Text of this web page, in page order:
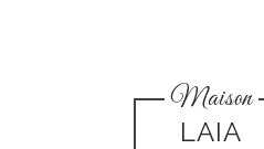
Maison
LAIA